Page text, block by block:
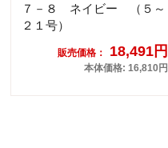
７－８ ネイビー （５～
２１号）
販売価格： 18,491円
本体価格: 16,810円